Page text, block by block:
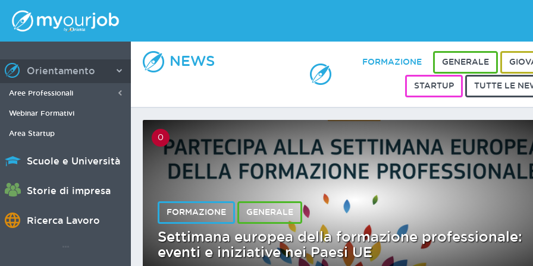
Orientamento
Aree Professionali
Webinar Formativi
Area Startup
Scuole e Università
Storie di impresa
Ricerca Lavoro
NEWS FORMAZIONE GENERALE
STARTUP TUTTE LE
0
FORMAZIONE GENERALE
Settimana europea della formazione professionale:
eventi e iniziative nei Paesi UE